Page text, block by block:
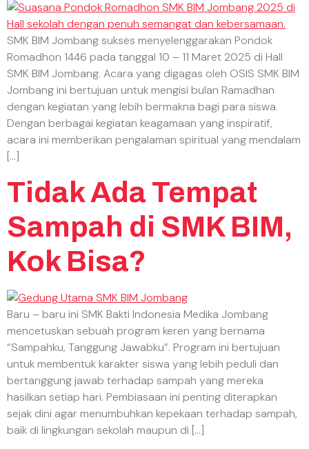
SMK BIM Jombang sukses menyelenggarakan Pondok
Romadhon 1446 pada tanggal 10 – 11 Maret 2025 di Hall
SMK BIM Jombang. Acara yang digagas oleh OSIS SMK BIM
Jombang ini bertujuan untuk mengisi bulan Ramadhan
dengan kegiatan yang lebih bermakna bagi para siswa.
Dengan berbagai kegiatan keagamaan yang inspiratif,
acara ini memberikan pengalaman spiritual yang mendalam
[…]
Tidak Ada Tempat
Sampah di SMK BIM,
Kok Bisa?
Baru – baru ini SMK Bakti Indonesia Medika Jombang
mencetuskan sebuah program keren yang bernama
“Sampahku, Tanggung Jawabku”. Program ini bertujuan
untuk membentuk karakter siswa yang lebih peduli dan
bertanggung jawab terhadap sampah yang mereka
hasilkan setiap hari. Pembiasaan ini penting diterapkan
sejak dini agar menumbuhkan kepekaan terhadap sampah,
baik di lingkungan sekolah maupun di […]